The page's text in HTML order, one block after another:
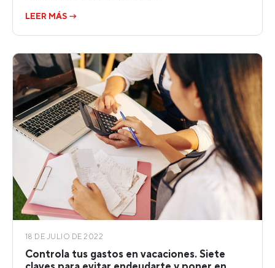
LEER MÁS →
18 DE JULIO DE 2022
Controla tus gastos en vacaciones. Siete